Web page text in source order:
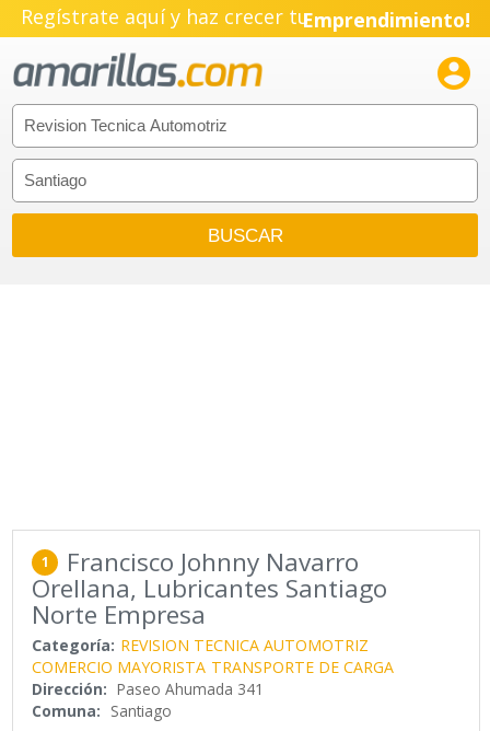
Regístrate aquí y haz crecer tuEmprendimiento!

1 Francisco Johnny Navarro
Orellana, Lubricantes Santiago
Norte Empresa
Categoría: REVISION TECNICA AUTOMOTRIZ
COMERCIO MAYORISTA TRANSPORTE DE CARGA
Dirección: Paseo Ahumada 341
Comuna: Santiago